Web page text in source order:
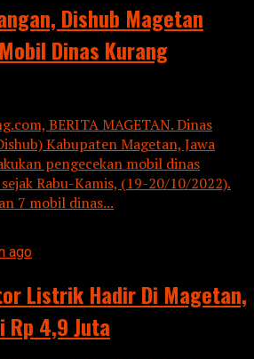
Dishub Magetan
Dinas Kurang
BERITA MAGETAN. Dinas
Kabupaten Magetan, Jawa
pengecekan mobil dinas
Rabu-Kamis, (19-20/10/2022).
7 mobil dinas...
ago
Listrik Hadir Di Magetan,
Rp 4,9 Juta